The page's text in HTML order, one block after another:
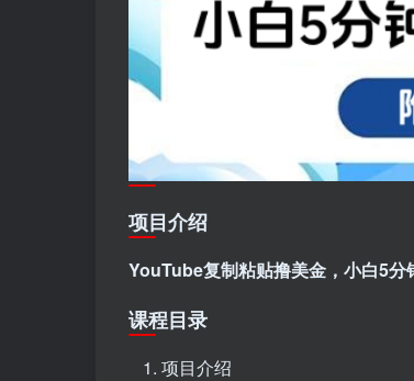
项目介绍
YouTube复制粘贴撸美金，小白5
课程目录
项目介绍